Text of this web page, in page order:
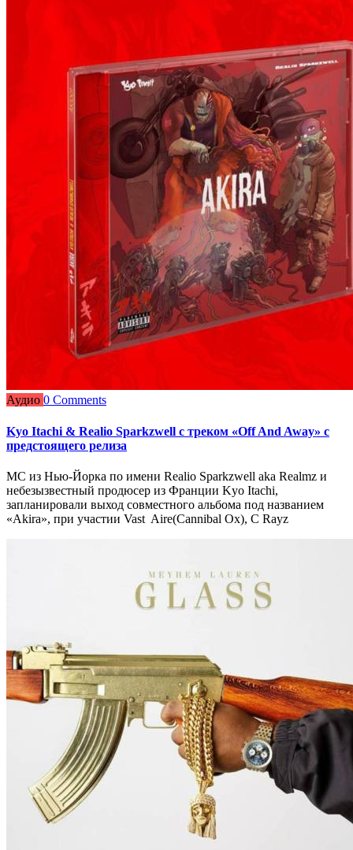
Аудио 0 Comments
Kyo Itachi & Realio Sparkzwell с треком «Off And Away» с
предстоящего релиза
MC из Нью-Йорка по имени Realio Sparkzwell aka Realmz и
небезызвестный продюсер из Франции Kyo Itachi,
запланировали выход совместного альбома под названием
«Akira», при участии Vast Aire(Cannibal Ox), C Rayz